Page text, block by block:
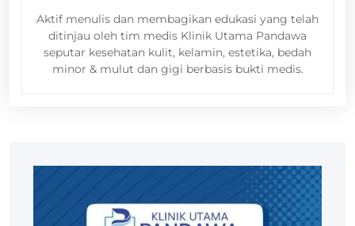
Aktif menulis dan membagikan edukasi yang telah
ditinjau oleh tim medis Klinik Utama Pandawa
seputar kesehatan kulit, kelamin, estetika, bedah
minor & mulut dan gigi berbasis bukti medis.